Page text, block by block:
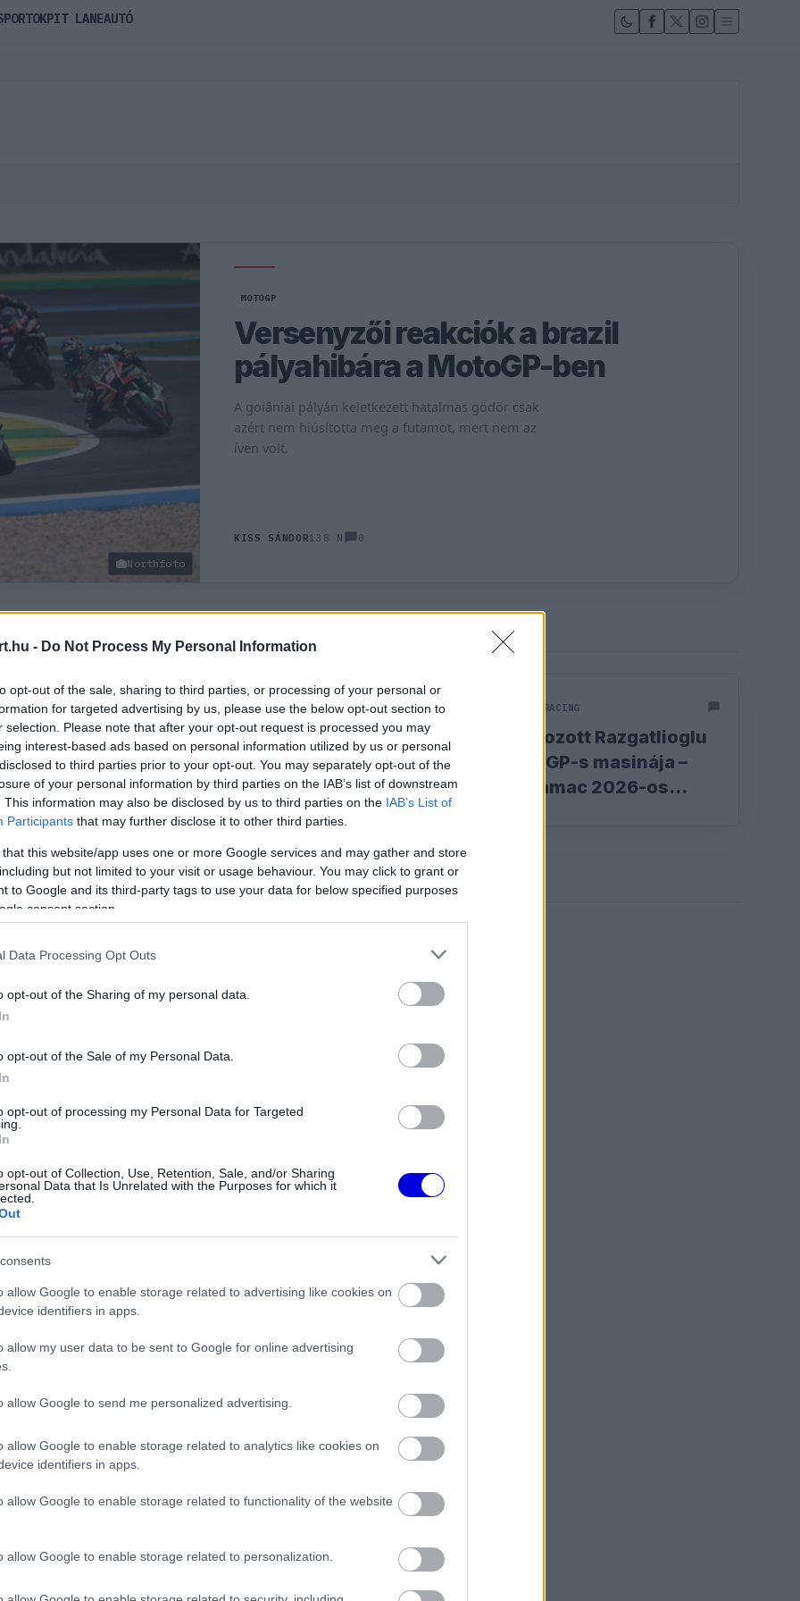
- Do Not Process My Personal Information
opt-out of the sale, sharing to third parties, or processing of your personal or
for targeted advertising by us, please use the below opt-out section to
selection. Please note that after your opt-out request is processed you may
interest-based ads based on personal information utilized by us or personal
to third parties prior to your opt-out. You may separately opt-out of the
of your personal information by third parties on the IAB’s list of downstream
This information may also be disclosed by us to third parties on the IAB’s List of
Participants that may further disclose it to other third parties.
that this website/app uses one or more Google services and may gather and store
but not limited to your visit or usage behaviour. You may click to grant or
to Google and its third-party tags to use your data for below specified purposes
consent section.
Data Processing Opt Outs
opt-out of the Sharing of my personal data.
opt-out of the Sale of my Personal Data.
opt-out of processing my Personal Data for Targeted
opt-out of Collection, Use, Retention, Sale, and/or Sharing
Data that Is Unrelated with the Purposes for which it
allow Google to enable storage related to advertising like cookies on
identifiers in apps.
allow my user data to be sent to Google for online advertising
allow Google to send me personalized advertising.
allow Google to enable storage related to analytics like cookies on
identifiers in apps.
allow Google to enable storage related to functionality of the website
allow Google to enable storage related to personalization.
Northfoto
MOTOGP
Versenyzői reakciók a brazil
pályahibára a MotoGP-ben
A goiâniai pályán keletkezett hatalmas gödör csak
azért nem hiúsította meg a futamot, mert nem az
íven volt.
KISS SÁNDOR138 N 0
vezére szerint
sokan hiszik
PRAMAC RACING
Bemutatkozott Razgatlioglu
első MotoGP-s masinája –
ilyen a Pramac 2026-os
a MotoGP-ben 2025-ben – Zarco és Miller a lista élén
a 2025-ös MotoGP-idény során, de nem volt egyedül a bajban.
javítana a Le Mans-i bukás után
után Jack Miller a brit futamon szeretné bizonyítani rátermettségét.
ki a Yamaha történelmi lehetőségét
katari időmérőjén, Marc Marquez is az első
időmérője Ducati 1-2-t hozott: Jorge Martin szerezte meg a pole-pozíciót Enea
hiszen a top 10-be sem fért be.
1617 N
homologizáltatott a gyári Ducati a 2022-es MotoGP
eltérő erőforrásokat homologizáltatott a 2022-es szezonra a gyári Ducati,
PIT LANEAUTÓ